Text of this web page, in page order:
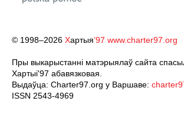
© 1998–2026 Хартыя’97 www.charter97.org
Пры выкарыстанні матэрыялаў сайта
Хартыi'97 абавязковая.
Выдаўца: Charter97.org у Варшаве:
ISSN 2543-4969